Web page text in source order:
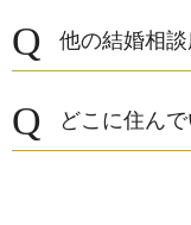
他の結婚相
どこに住ん